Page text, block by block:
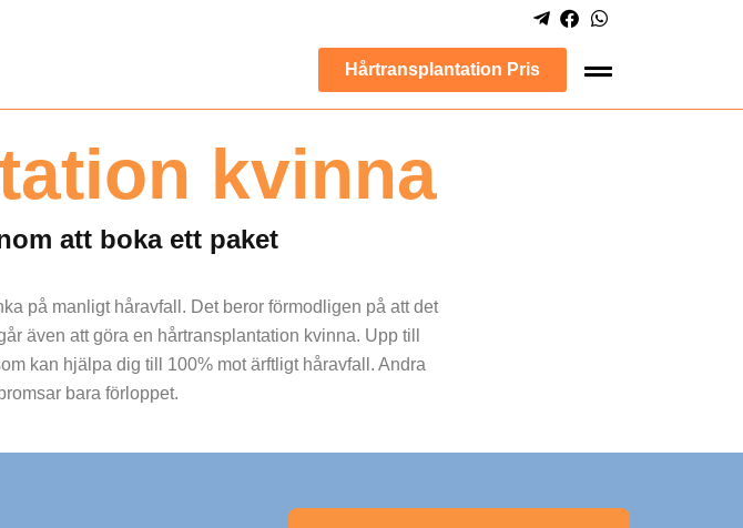
Hårtransplantation Pris
kvinna
att boka ett paket
på manligt håravfall. Det beror förmodligen på att det
även att göra en hårtransplantation kvinna. Upp till
kan hjälpa dig till 100% mot ärftligt håravfall. Andra
bara förloppet.